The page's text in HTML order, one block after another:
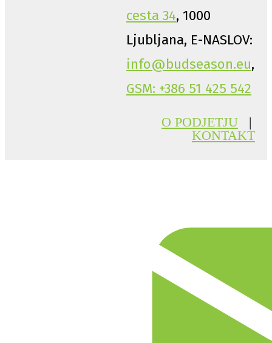
cesta 34, 1000
Ljubljana, E-NASLOV:
info@budseason.eu,
GSM: +386 51 425 542
O PODJETJU |
KONTAKT